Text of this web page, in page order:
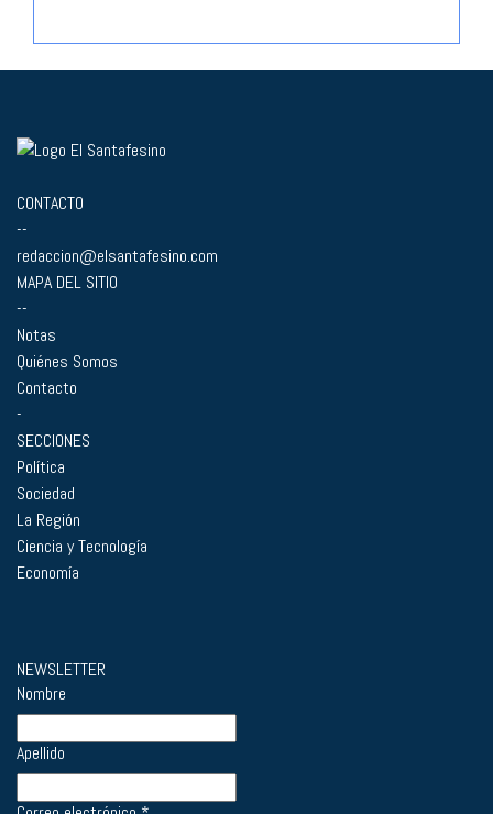
CONTACTO
--
redaccion@elsantafesino.com
MAPA DEL SITIO
--
Notas
Quiénes Somos
Contacto
-
SECCIONES
Política
Sociedad
La Región
Ciencia y Tecnología
Economía
NEWSLETTER
Nombre
Apellido